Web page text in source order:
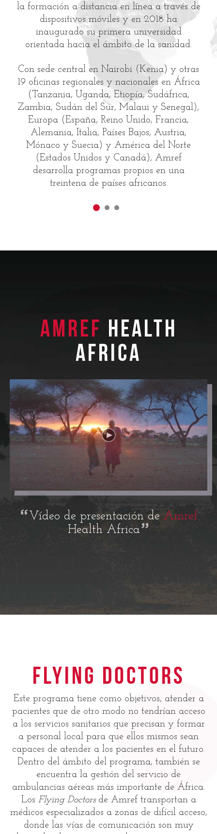
la formación a distancia en línea a través de
dispositivos móviles y en 2018 ha
inaugurado su primera universidad
orientada hacia el ámbito de la sanidad.
Con sede central en Nairobi (Kenia) y otras
19 oficinas regionales y nacionales en África
(Tanzania, Uganda, Etiopía, Sudáfrica,
Zambia, Sudán del Sur, Malaui y Senegal),
Europa (España, Reino Unido, Francia,
Alemania, Italia, Países Bajos, Austria,
Mónaco y Suecia) y América del Norte
(Estados Unidos y Canadá), Amref
desarrolla programas propios en una
treintena de países africanos.
Amref Health
Africa
Vídeo de presentación de Amref
Health Africa
Flying Doctors
Este programa tiene como objetivos, atender a
pacientes que de otro modo no tendrían acceso
a los servicios sanitarios que precisan y formar
a personal local para que ellos mismos sean
capaces de atender a los pacientes en el futuro.
Dentro del ámbito del programa, también se
encuentra la gestión del servicio de
ambulancias aéreas más importante de África.
Los Flying Doctorsde Amref transportan a
médicos especializados a zonas de difícil acceso,
donde las vías de comunicación son muy